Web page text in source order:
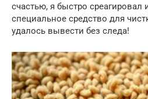
счастью, я быстро среагировал
специальное средство для
удалось вывести без следа!